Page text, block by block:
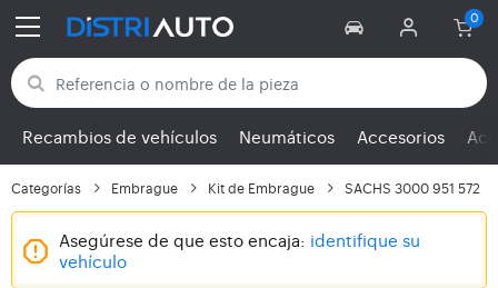
Volver a las categorías
Recambios de vehículos Neumáticos Accesorios
Categorías Embrague Kit de Embrague SACHS 3000 951 572
Asegúrese de que esto encaja: identifique su
vehículo